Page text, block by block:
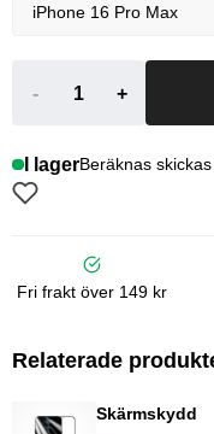
iPhone 16 Pro Max
- +
I lagerBeräknas
Fri frakt över 149 kr
Relaterade
Skärmskydd